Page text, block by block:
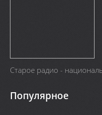
Старое радио -
Популярное